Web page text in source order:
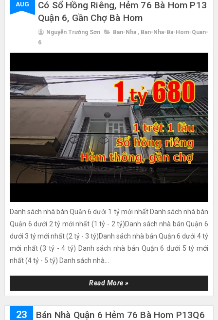
AUG
Có Sổ Hồng Riêng, Hẻm 76 Bà Hom P13
Quận 6, Gần Chợ Bà Hom
Nguyễn Trường Sơn Ban-Nha , Ban-Nha-Ba-Hom-Quan-
6
Danh sách nhà bán Quận 6 dưới 1 tỷ mới nhất Danh sách nhà bán
Quận 6 dưới 2 tỷ mới nhất (1 tỷ - 2 tỷ)Danh sách nhà bán Quận 6
dưới 3 tỷ mới nhất (2 tỷ - 3 tỷ)Danh sách nhà bán Quận 6 dưới 4 tỷ
mới nhất (3 tỷ - 4 tỷ) Danh sách nhà bán Quận 6 dưới 5 tỷ mới
nhất (4 tỷ - 5 tỷ) Danh sách nhà...
Read More »
23 Bán Nhà Quận 6 Hẻm 76 Bà Hom P13Q6